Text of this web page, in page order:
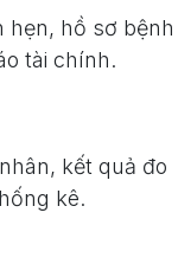
hẹn, hồ sơ bệnh
tài chính.
kết quả đo
kê.